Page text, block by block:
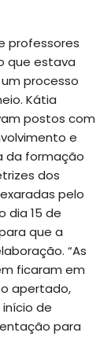
professores
que estava
processo
Kátia
postos com
e
da formação
dos
pelo
dia 15 de
que a
“As
ficaram em
apertado,
de
para